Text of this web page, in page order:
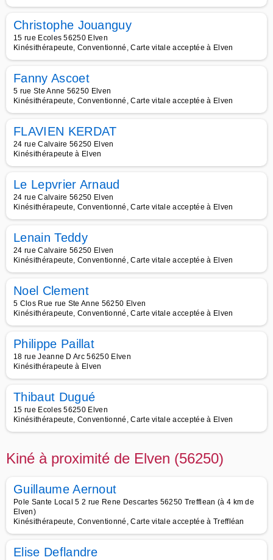
Christophe Jouanguy
15 rue Ecoles 56250 Elven
Kinésithérapeute, Conventionné, Carte vitale acceptée à Elven
Fanny Ascoet
5 rue Ste Anne 56250 Elven
Kinésithérapeute, Conventionné, Carte vitale acceptée à Elven
FLAVIEN KERDAT
24 rue Calvaire 56250 Elven
Kinésithérapeute à Elven
Le Lepvrier Arnaud
24 rue Calvaire 56250 Elven
Kinésithérapeute, Conventionné, Carte vitale acceptée à Elven
Lenain Teddy
24 rue Calvaire 56250 Elven
Kinésithérapeute, Conventionné, Carte vitale acceptée à Elven
Noel Clement
5 Clos Rue rue Ste Anne 56250 Elven
Kinésithérapeute, Conventionné, Carte vitale acceptée à Elven
Philippe Paillat
18 rue Jeanne D Arc 56250 Elven
Kinésithérapeute à Elven
Thibaut Dugué
15 rue Ecoles 56250 Elven
Kinésithérapeute, Conventionné, Carte vitale acceptée à Elven
Kiné à proximité de Elven (56250)
Guillaume Aernout
Pole Sante Local 5 2 rue Rene Descartes 56250 Trefflean (à 4 km de
Elven)
Kinésithérapeute, Conventionné, Carte vitale acceptée à Treffléan
Elise Deflandre